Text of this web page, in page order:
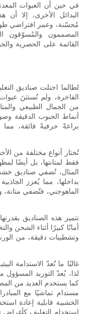
في حين أن العبوات
البدائل الأخرى، إلا أن
مُحسّنة، وعمر افتراضي
المصممون والمُسوّقون
القائمة على الحصرية
لطالما احتلت صناديق
الفاخرة، ولم تُستثنَ
من الجمال الطبيعي
أنماط الحبوب الدقيقة
براعةً حرفيةً فائقة، مما
تُختار أنواع مختلفة من
فقط لمتانتها، بل أيضًا
المثال، تُضفي صناديق
بداخلها، مما يُعزز
الماهوجني، فتُضفي
تتميز هذه الصناديق
أمانًا كبيرًا أثناء الشحن
وتشطيبات دقيقة، من
غالبًا ما تُعدّ الاستدامة
لذا، يُعدّ التوريد
كما يستخدم العديد من
مستدام تماشيًا مع
الخشبية قابلية إعادة
استخدام التغليف كأغراض